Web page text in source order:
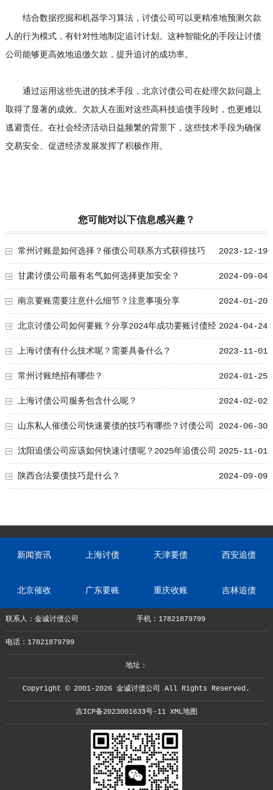
结合数据挖掘和机器学习算法，讨债公司可以更精准地预测欠款
人的行为模式，有针对性地制定追讨计划。这种智能化的手段让讨债
公司能够更高效地追缴欠款，提升追讨的成功率。
通过运用这些先进的技术手段，北京讨债公司在处理欠款问题上
取得了显著的成效。欠款人在面对这些高科技追债手段时，也更难以
逃避责任。在社会经济活动日益频繁的背景下，这些技术手段为确保
交易安全、促进经济发展发挥了积极作用。
您可能对以下信息感兴趣？
2023-12-19
常州讨账是如何选择？催债公司联系方式获得技巧
2024-09-04
甘肃讨债公司最有名气如何选择更加安全？
2024-01-20
南京要账需要注意什么细节？注意事项分享
2024-04-24
北京讨债公司如何要账？分享2024年成功要账讨债经
验 2023-11-01
上海讨债有什么技术呢？需要具备什么？
2024-01-25
常州讨账绝招有哪些？
2024-02-02
上海讨债公司服务包含什么呢？
2024-06-30
山东私人催债公司快速要债的技巧有哪些？讨债公司
快速要债的技巧 2025-11-01
沈阳追债公司应该如何快速讨债呢？2025年追债公司
常用的五个合法技巧 2024-09-09
陕西合法要债技巧是什么？
新闻资讯 上海讨债 天津要债 西安追债
北京催收 广东要账 重庆收账 吉林追债
联系人：金诚讨债公司 手机：17821879799
电话：17821879799
地址：
Copyright © 2001-2026 金诚讨债公司 All Rights Reserved.
吉ICP备2023001633号-11 XML地图